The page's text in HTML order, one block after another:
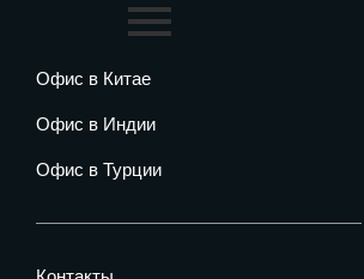
Офис в Китае
Офис в Индии
Офис в Турции